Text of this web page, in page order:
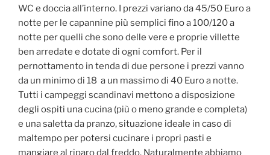
WC e doccia all’interno. I prezzi variano da 45/50 Euro a
notte per le capannine più semplici fino a 100/120 a
notte per quelli che sono delle vere e proprie villette
ben arredate e dotate di ogni comfort. Per il
pernottamento in tenda di due persone i prezzi vanno
da un minimo di 18 a un massimo di 40 Euro a notte.
Tutti i campeggi scandinavi mettono a disposizione
degli ospiti una cucina (più o meno grande e completa)
e una saletta da pranzo, situazione ideale in caso di
maltempo per potersi cucinare i propri pasti e
mangiare al riparo dal freddo. Naturalmente abbiamo